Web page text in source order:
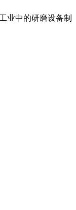
业中的研磨设备制